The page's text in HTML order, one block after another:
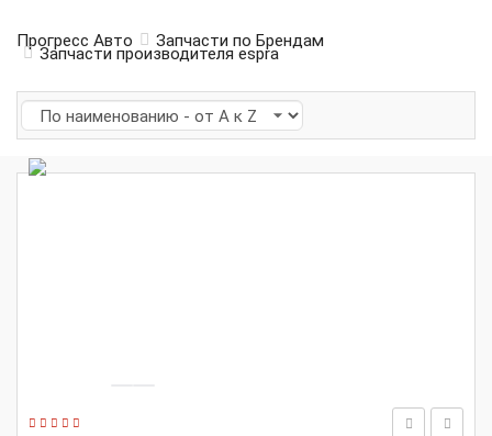
Прогресс Авто Запчасти по Брендам
Запчасти производителя espra